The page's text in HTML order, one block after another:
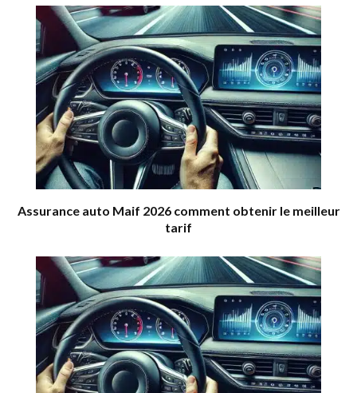
Assurance auto Maif 2026 comment obtenir le meilleur
tarif